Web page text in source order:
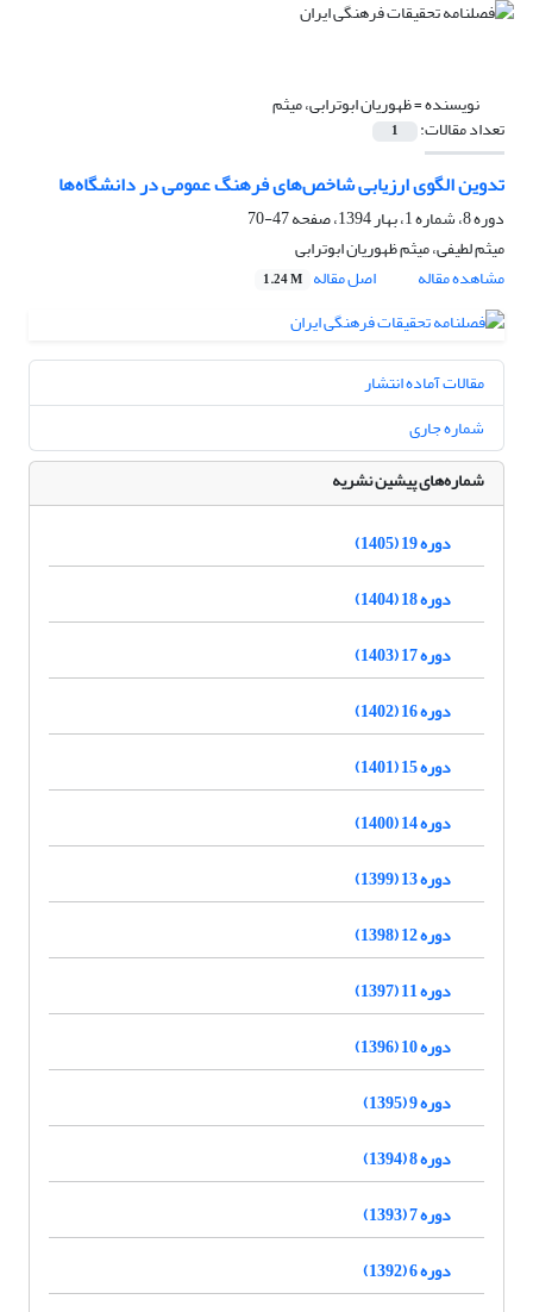
نویسنده =ظهوریان ابوترابی، میثم
تعداد مقالات: 1
تدوین الگوی ارزیابی شاخص‌های فرهنگ عمومی در دانشگاه‌ها
دوره 8، شماره 1، بهار 1394، صفحه
47-70
میثم لطیفی، میثم ظهوریان ابوترابی
مشاهده مقاله
اصل مقاله 1.24 M
مقالات آماده انتشار
شماره جاری
شماره‌های پیشین نشریه
دوره 19 (1405)
دوره 18 (1404)
دوره 17 (1403)
دوره 16 (1402)
دوره 15 (1401)
دوره 14 (1400)
دوره 13 (1399)
دوره 12 (1398)
دوره 11 (1397)
دوره 10 (1396)
دوره 9 (1395)
دوره 8 (1394)
دوره 7 (1393)
دوره 6 (1392)